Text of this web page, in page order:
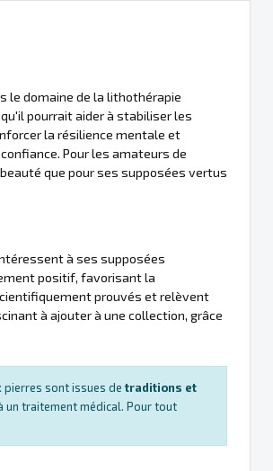
le domaine de la lithothérapie
pourrait aider à stabiliser les
la résilience mentale et
Pour les amateurs de
que pour ses supposées vertus
à ses supposées
positif, favorisant la
prouvés et relèvent
à ajouter à une collection, grâce
sont issues de traditions et
un traitement médical. Pour tout